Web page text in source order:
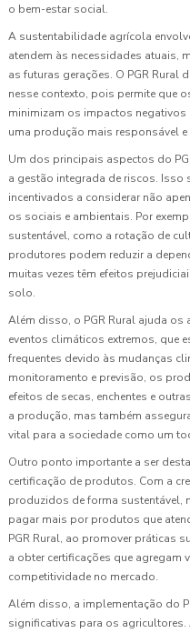
o bem-estar social.
A sustentabilidade agrícola
atendem às necessidades atuais,
as futuras gerações. O PGR Rural
nesse contexto, pois permite que
minimizam os impactos
uma produção mais responsável e
Um dos principais aspectos do
a gestão integrada de riscos.
incentivados a considerar não
os sociais e ambientais. Por
sustentável, como a rotação de
produtores podem reduzir a
muitas vezes têm efeitos
solo.
Além disso, o PGR Rural ajuda os
eventos climáticos extremos, que
frequentes devido às mudanças
monitoramento e previsão, os
efeitos de secas, enchentes e
a produção, mas também
vital para a sociedade como um
Outro ponto importante a ser
certificação de produtos. Com a
produzidos de forma
pagar mais por produtos que
PGR Rural, ao promover práticas
a obter certificações que
competitividade no mercado.
Além disso, a implementação do
significativas para os